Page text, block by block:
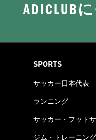
ADICLUB
SPORTS
サッカー日本代表
ランニング
サッカー・フット
ジム・トレーニング